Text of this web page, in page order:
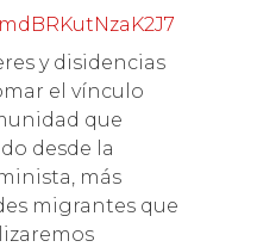
y disidencias
el vínculo
que
desde la
más
migrantes que